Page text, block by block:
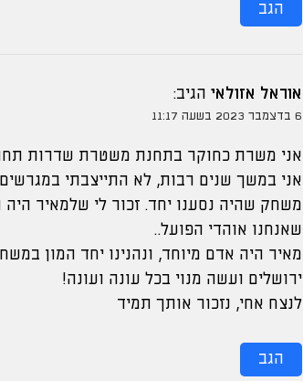
הגב
אוראל אזולאי הגיב:
6 בדצמבר 2023 בשעה 11:17
אני משרת כחוקר בתחנת משטרת שדרות תחת
אני במשך שנים רבות, לא התייצבתי
משחק שהיה נסענו יחד. זכור לי שלמאיר
שאנחנו אוהדי הפועל..
מאיר היה אדם מיוחד, ונהנינו יחד המון
ירושלים ועשה מנוי בכל עונה ועונה!
לנצח אחי, נזכור אותך תמיד
הגב